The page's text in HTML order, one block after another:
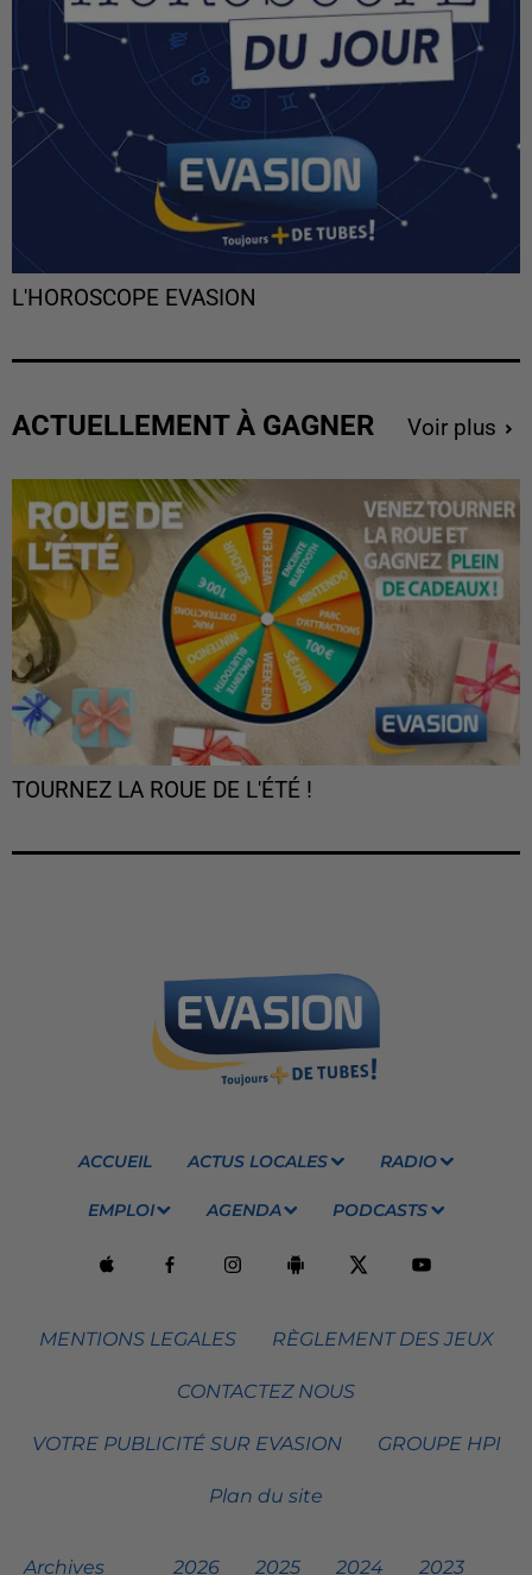
L'HOROSCOPE EVASION
ACTUELLEMENT À GAGNER Voir plus
TOURNEZ LA ROUE DE L'ÉTÉ !
ACCUEIL ACTUS LOCALES RADIO
EMPLOI AGENDA PODCASTS
MENTIONS LEGALES RÈGLEMENT DES JEUX
CONTACTEZ NOUS
VOTRE PUBLICITÉ SUR EVASION GROUPE HPI
Plan du site
Archives 2026 2025 2024 2023